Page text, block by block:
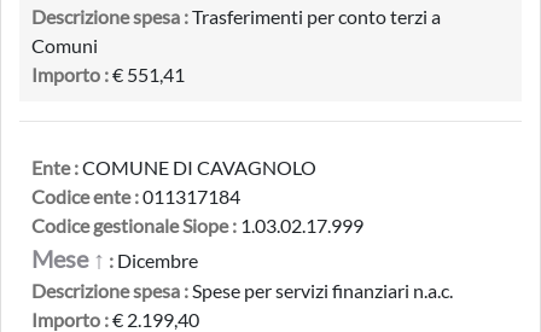
Descrizione spesa :Trasferimenti per conto terzi a
Comuni
Importo :€ 551,41
Ente :COMUNE DI CAVAGNOLO
Codice ente :011317184
Codice gestionale Siope : 1.03.02.17.999
Mese ↑ : Dicembre
Descrizione spesa :Spese per servizi finanziari n.a.c.
Importo :€ 2.199,40